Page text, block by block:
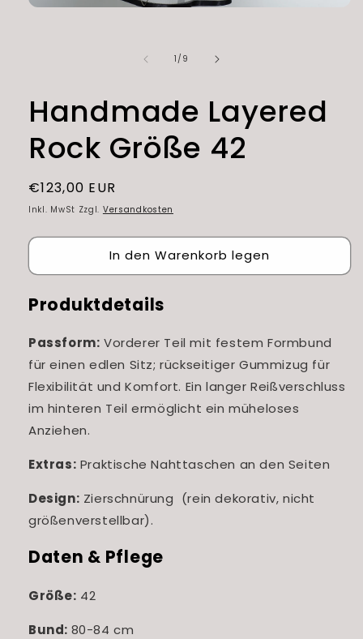
1 /von
9
Handmade Layered
Rock Größe 42
Normaler
Preis
€123,00 EUR
Inkl. MwSt Zzgl. Versandkosten
In den Warenkorb legen
Produktdetails
Passform: Vorderer Teil mit festem Formbund
für einen edlen Sitz; rückseitiger Gummizug für
Flexibilität und Komfort. Ein langer Reißverschluss
im hinteren Teil ermöglicht ein müheloses
Anziehen.
Extras: Praktische Nahttaschen an den Seiten
Design: Zierschnürung (rein dekorativ, nicht
größenverstellbar).
Daten & Pflege
Größe: 42
Bund: 80-84 cm